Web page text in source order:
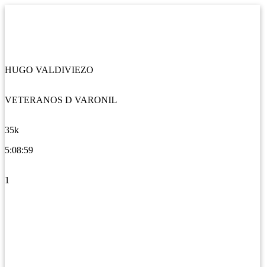
HUGO VALDIVIEZO
VETERANOS D VARONIL
35k
5:08:59
1